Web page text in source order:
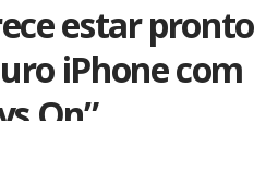
estar pronto
iPhone com
On”